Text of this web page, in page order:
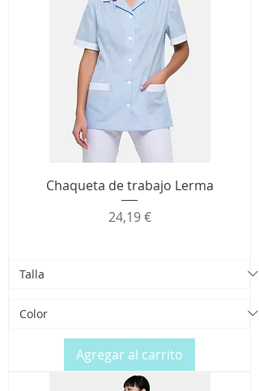
Chaqueta de trabajo Lerma
Precio
24,19 €
Agregar al carrito